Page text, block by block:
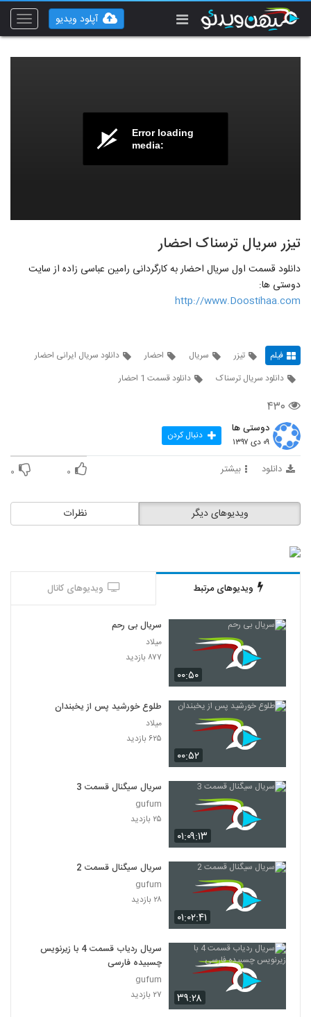
Toggle
آپلود ویدیو
Error loading
media:
تیزر سریال ترسناک احضار
دانلود قسمت اول سریال احضار به کارگردانی رامین عباسی زاده از سایت
دوستی ها:
http://www.Doostihaa.com
فیلم تیزر سریال احضار
دانلود سریال ایرانی احضار
دانلود سریال ترسناک
دانلود قسمت 1 احضار
۴۳۰
دوستی ها
۰۹ دی ۱۳۹۷ دنبال کردن
دانلود بیشتر ۰ ۰
نظرات ویدیوهای دیگر
ویدیوهای مرتبط ویدیوهای کانال
۰۰:۵۰
سریال بی رحم
میلاد
۸۷۷ بازدید
۰۰:۵۲
طلوع خورشید پس از یخبندان
میلاد
۶۲۵ بازدید
۰۱:۰۹:۱۳
سریال سیگنال قسمت 3
gufum
۲۵ بازدید
۰۱:۰۲:۴۱
سریال سیگنال قسمت 2
gufum
۲۸ بازدید
۳۹:۲۸
سریال ردیاب قسمت 4 با زیرنویس
چسبیده فارسی
gufum
۲۷ بازدید